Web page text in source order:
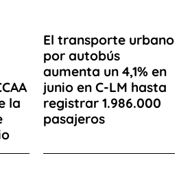
la
El transporte urbano
por autobús
aumenta un 4,1% en
junio en C-LM hasta
registrar 1.986.000
pasajeros